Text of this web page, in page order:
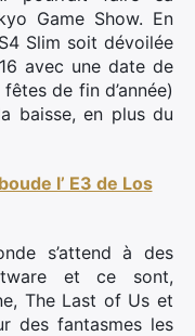
Game Show. En
Slim soit dévoilée
avec une date de
de fin d’année)
baisse, en plus du
l’ E3 de Los
s’attend à des
et ce sont,
The Last of Us et
des fantasmes les